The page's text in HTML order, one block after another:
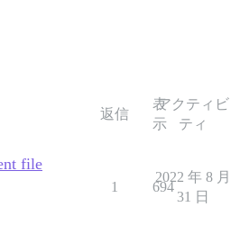
返信
表
示
アクティビ
ティ
file
1 694
2022 年 8 月
31 日